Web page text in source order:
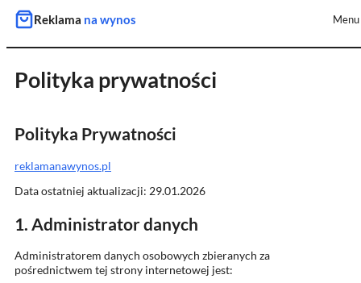
Przejdź
do
Reklama na wynos Menu
Polityka prywatności
Polityka Prywatności
reklamanawynos.pl
Data ostatniej aktualizacji: 29.01.2026
1. Administrator danych
Administratorem danych osobowych zbieranych za
pośrednictwem tej strony internetowej jest: